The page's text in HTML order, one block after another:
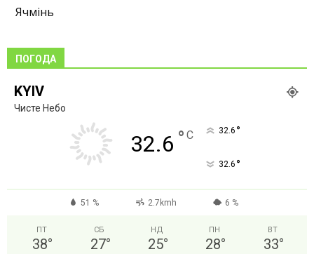
Ячмінь
ПОГОДА
KYIV
Чисте Небо
32.6 ° C 32.6 °
32.6 °
51 % 2.7kmh 6 %
ПТ
38°
СБ
27°
НД
25°
ПН
28°
ВТ
33°